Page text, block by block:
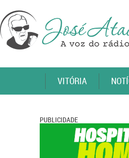
VITÓRIA
PUBLICIDADE